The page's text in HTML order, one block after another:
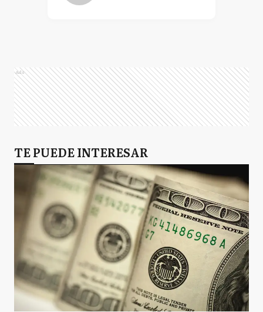
Ads
TE PUEDE INTERESAR